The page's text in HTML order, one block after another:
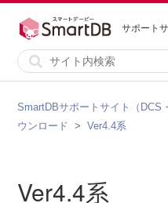
サポート
SmartDBサポートサイト（DCS
ウンロード
Ver4.4系
Ver4.4系